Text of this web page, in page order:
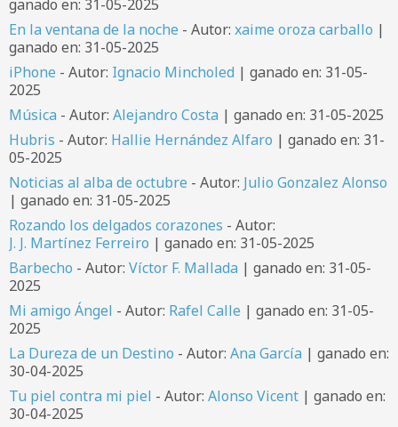
ganado en: 31-05-2025
En la ventana de la noche - Autor: xaime oroza carballo |
ganado en: 31-05-2025
iPhone - Autor: Ignacio Mincholed | ganado en: 31-05-
2025
Música - Autor: Alejandro Costa | ganado en: 31-05-2025
Hubris - Autor: Hallie Hernández Alfaro | ganado en: 31-
05-2025
Noticias al alba de octubre - Autor: Julio Gonzalez Alonso
| ganado en: 31-05-2025
Rozando los delgados corazones - Autor:
J. J. Martínez Ferreiro | ganado en: 31-05-2025
Barbecho - Autor: Víctor F. Mallada | ganado en: 31-05-
2025
Mi amigo Ángel - Autor: Rafel Calle | ganado en: 31-05-
2025
La Dureza de un Destino - Autor: Ana García | ganado en:
30-04-2025
Tu piel contra mi piel - Autor: Alonso Vicent | ganado en:
30-04-2025